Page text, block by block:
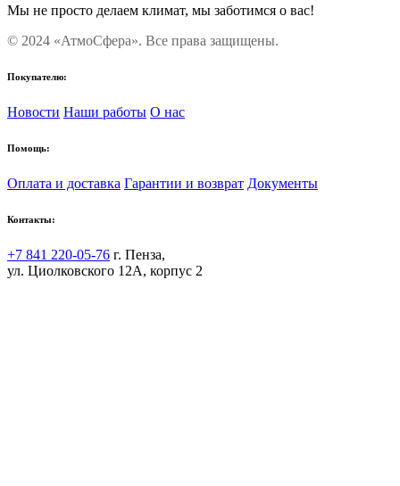
Мы не просто делаем климат, мы заботимся о вас!
© 2024 «АтмоСфера». Все права защищены.
Покупателю:
Новости Наши работы О нас
Помощь:
Оплата и доставка Гарантии и возврат Документы
Контакты:
+7 841 220-05-76 г. Пенза,
ул. Циолковского 12А, корпус 2